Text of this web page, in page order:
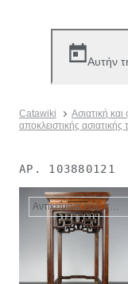
Αυτήν
Catawiki Ασιατική και
αποκλειστικής
ΑΡ. 103880121
Αντικείμενα που πωλήθηκαν